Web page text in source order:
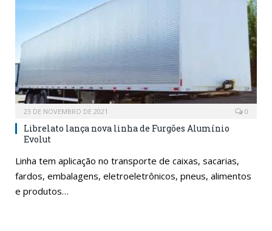
23 DE NOVEMBRO DE 2021 0
Librelato lança nova linha de Furgões Alumínio
Evolut
Linha tem aplicação no transporte de caixas, sacarias,
fardos, embalagens, eletroeletrônicos, pneus, alimentos
e produtos…